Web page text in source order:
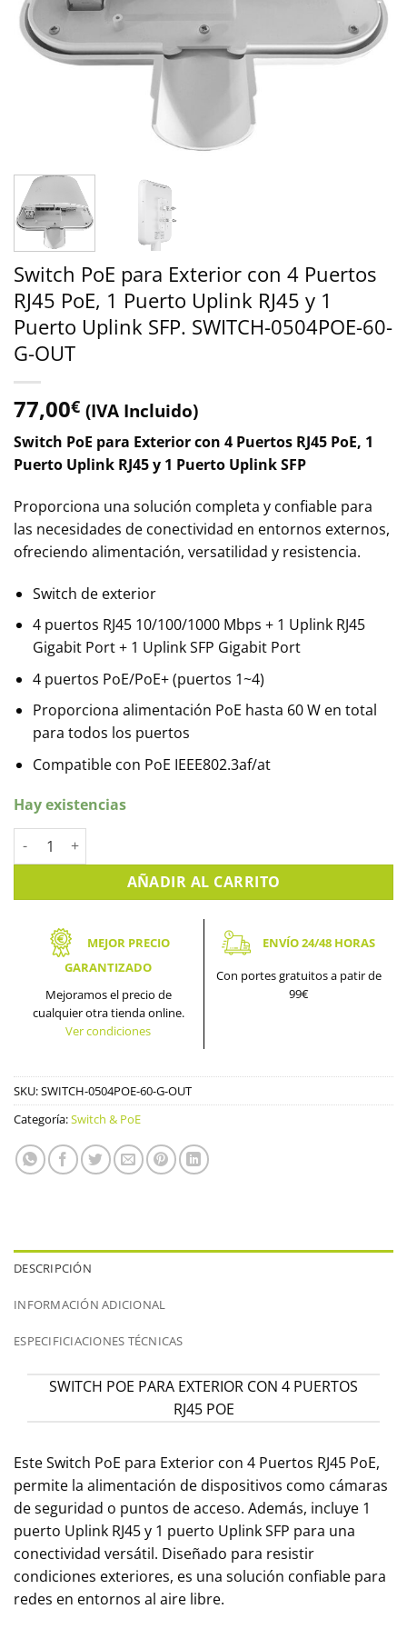
Switch PoE para Exterior con 4 Puertos
RJ45 PoE, 1 Puerto Uplink RJ45 y 1
Puerto Uplink SFP. SWITCH-0504POE-60-
G-OUT
77,00€ (IVA Incluido)
Switch PoE para Exterior con 4 Puertos RJ45 PoE, 1
Puerto Uplink RJ45 y 1 Puerto Uplink SFP
Proporciona una solución completa y confiable para
las necesidades de conectividad en entornos externos,
ofreciendo alimentación, versatilidad y resistencia.
Switch de exterior
4 puertos RJ45 10/100/1000 Mbps + 1 Uplink RJ45
Gigabit Port + 1 Uplink SFP Gigabit Port
4 puertos PoE/PoE+ (puertos 1~4)
Proporciona alimentación PoE hasta 60 W en total
para todos los puertos
Compatible con PoE IEEE802.3af/at
Hay existencias
Switch PoE para Exterior con 4 Puertos RJ45 PoE, 1 Puerto
AÑADIR AL CARRITO
MEJOR PRECIO
GARANTIZADO
Mejoramos el precio de
cualquier otra tienda online.
Ver condiciones
ENVÍO 24/48 HORAS
Con portes gratuitos a patir de
99€
SKU:SWITCH-0504POE-60-G-OUT
Categoría:Switch & PoE
DESCRIPCIÓN
INFORMACIÓN ADICIONAL
ESPECIFICIACIONES TÉCNICAS
SWITCH POE PARA EXTERIOR CON 4 PUERTOS
RJ45 POE
Este Switch PoE para Exterior con 4 Puertos RJ45 PoE,
permite la alimentación de dispositivos como cámaras
de seguridad o puntos de acceso. Además, incluye 1
puerto Uplink RJ45 y 1 puerto Uplink SFP para una
conectividad versátil. Diseñado para resistir
condiciones exteriores, es una solución confiable para
redes en entornos al aire libre.